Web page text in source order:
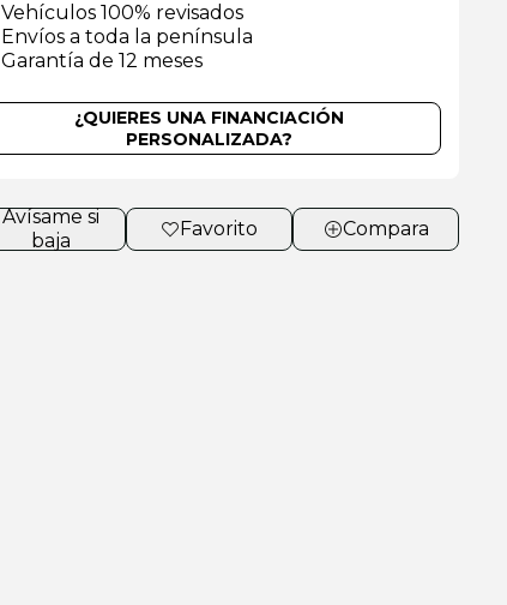
Vehículos 100% revisados
Envíos a toda la península
Garantía de 12 meses
¿QUIERES UNA FINANCIACIÓN
PERSONALIZADA?
Avísame si
baja
Favorito Compara